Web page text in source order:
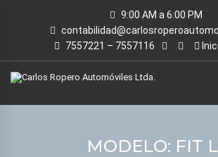
9:00 AM a 6:00 PM
7557221 – 7557116
MODELO: FIT